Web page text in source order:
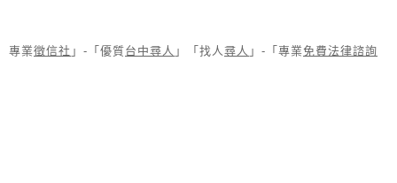
專業徵信社 」-「優質台中尋人 」「找人 尋人 」-「專業免費法律諮詢